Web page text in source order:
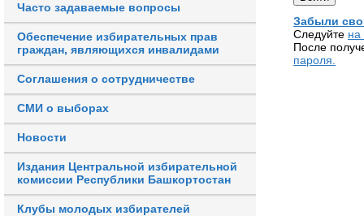
Часто задаваемые вопросы
Обеспечение избирательных прав
граждан, являющихся инвалидами
Соглашения о сотрудничестве
СМИ о выборах
Новости
Издания Центральной избирательной
комиссии Республики Башкортостан
Клубы молодых избирателей
Забыли
Следуйте на
После
пароля.